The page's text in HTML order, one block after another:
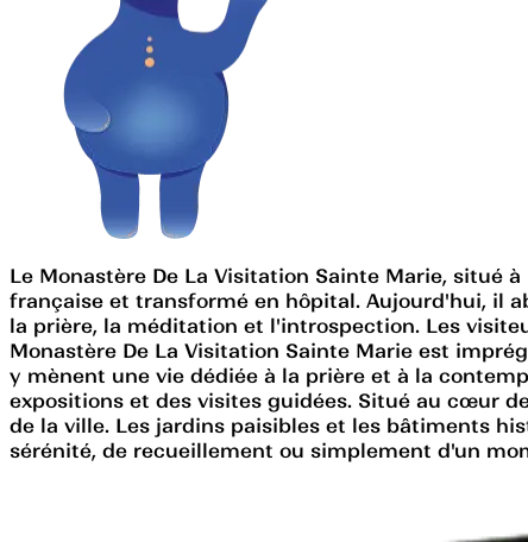
Le Monastère De La Visitation Sainte Marie, situé
française et transformé en hôpital. Aujourd'hui, il
la prière, la méditation et l'introspection. Les
Monastère De La Visitation Sainte Marie est
y mènent une vie dédiée à la prière et à la
expositions et des visites guidées. Situé au cœur
de la ville. Les jardins paisibles et les bâtiments
sérénité, de recueillement ou simplement d'un